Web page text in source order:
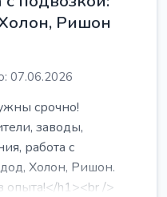
Ришон
07.06.2026
срочно!
заводы,
работа с
Холон, Ришон.
опыта!</h1><br />